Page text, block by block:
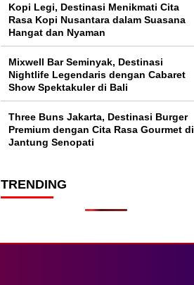
Kopi Legi, Destinasi Menikmati Cita
Rasa Kopi Nusantara dalam Suasana
Hangat dan Nyaman
Mixwell Bar Seminyak, Destinasi
Nightlife Legendaris dengan Cabaret
Show Spektakuler di Bali
Three Buns Jakarta, Destinasi Burger
Premium dengan Cita Rasa Gourmet di
Jantung Senopati
TRENDING